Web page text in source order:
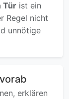
Tür ist ein
Regel nicht
unnötige
erklären